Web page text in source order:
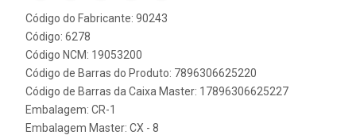
Código do Fabricante: 90243
Código: 6278
Código NCM: 19053200
Código de Barras do Produto: 7896306625220
Código de Barras da Caixa Master: 17896306625227
Embalagem: CR-1
Embalagem Master: CX - 8